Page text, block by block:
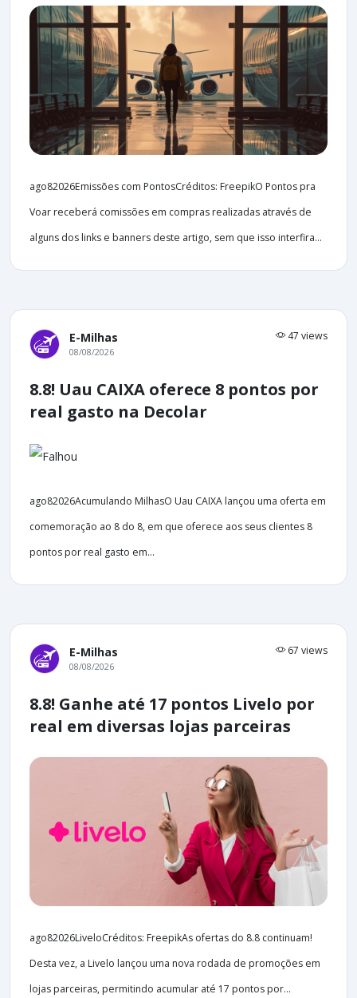
ago82026Emissões com PontosCréditos: FreepikO Pontos pra
Voar receberá comissões em compras realizadas através de
alguns dos links e banners deste artigo, sem que isso interfira...
E-Milhas 47 views
08/08/2026
8.8! Uau CAIXA oferece 8 pontos por
real gasto na Decolar
ago82026Acumulando MilhasO Uau CAIXA lançou uma oferta em
comemoração ao 8 do 8, em que oferece aos seus clientes 8
pontos por real gasto em...
E-Milhas 67 views
08/08/2026
8.8! Ganhe até 17 pontos Livelo por
real em diversas lojas parceiras
ago82026LiveloCréditos: FreepikAs ofertas do 8.8 continuam!
Desta vez, a Livelo lançou uma nova rodada de promoções em
lojas parceiras, permitindo acumular até 17 pontos por...